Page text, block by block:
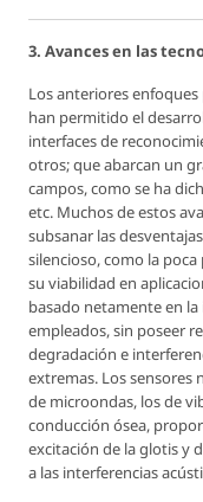
3. Avances en las
Los anteriores
han permitido el
interfaces de
otros; que abarcan un
campos, como se ha
etc. Muchos de estos
subsanar las
silencioso, como la
su viabilidad en
basado netamente en
empleados, sin poseer
degradación e
extremas. Los sensores
de microondas, los de
conducción ósea,
excitación de la glotis y
a las interferencias